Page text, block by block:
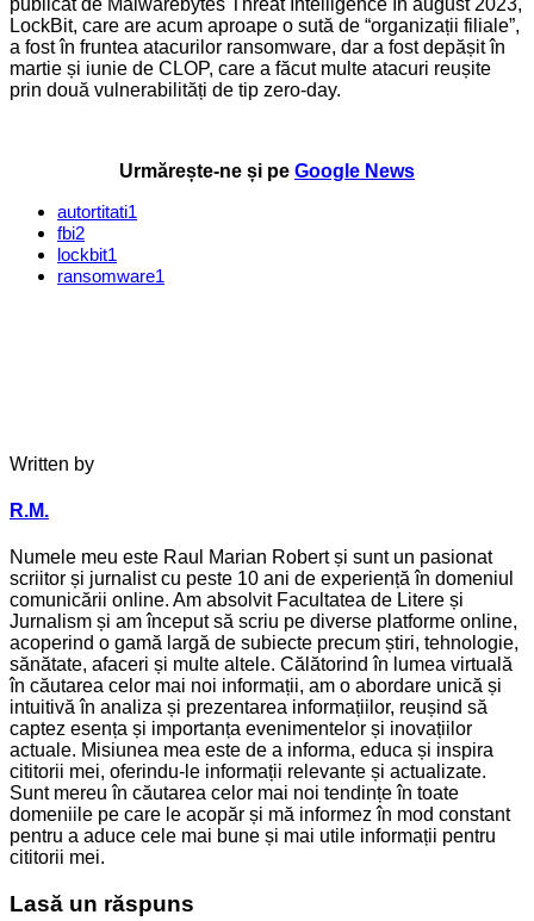
LockBit, care are acum aproape o sută de “organizații filiale”,
a fost în fruntea atacurilor ransomware, dar a fost depășit în
martie și iunie de CLOP, care a făcut multe atacuri reușite
prin două vulnerabilități de tip zero-day.
Urmărește-ne și pe Google News
autortitati1
fbi2
lockbit1
ransomware1
Written by
R.M.
Numele meu este Raul Marian Robert și sunt un pasionat
scriitor și jurnalist cu peste 10 ani de experiență în domeniul
comunicării online. Am absolvit Facultatea de Litere și
Jurnalism și am început să scriu pe diverse platforme online,
acoperind o gamă largă de subiecte precum știri, tehnologie,
sănătate, afaceri și multe altele. Călătorind în lumea virtuală
în căutarea celor mai noi informații, am o abordare unică și
intuitivă în analiza și prezentarea informațiilor, reușind să
captez esența și importanța evenimentelor și inovațiilor
actuale. Misiunea mea este de a informa, educa și inspira
cititorii mei, oferindu-le informații relevante și actualizate.
Sunt mereu în căutarea celor mai noi tendințe în toate
domeniile pe care le acopăr și mă informez în mod constant
pentru a aduce cele mai bune și mai utile informații pentru
cititorii mei.
Lasă un răspuns